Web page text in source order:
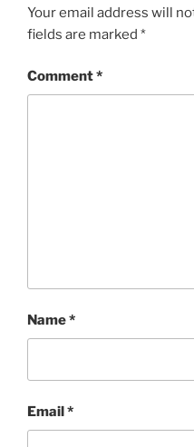
Your email address will
fields are marked *
Comment*
Name*
Email*